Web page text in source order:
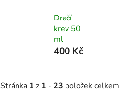
Dračí
krev 50
ml
400 Kč
Stránka 1 z 1 - 23 položek celkem